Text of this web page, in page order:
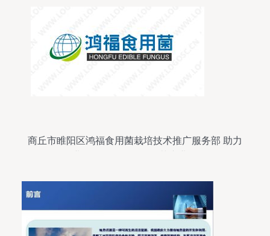
商丘市睢阳区鸿福食用菌栽培技术推广服务部 助力